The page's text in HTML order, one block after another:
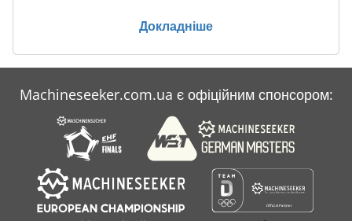
Докладніше
Machineseeker.com.ua є офіційним спонсором: